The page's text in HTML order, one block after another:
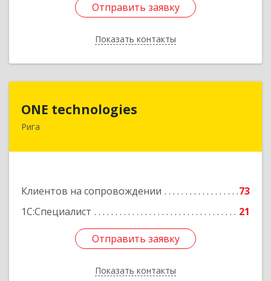
Отправить заявку
Показать контакты
Отправить заявку
Назад
ONE technologies
Рига
Клиентов на сопровождении
73
1С:Специалист
21
Отправить заявку
Показать контакты
Отправить заявку
Назад